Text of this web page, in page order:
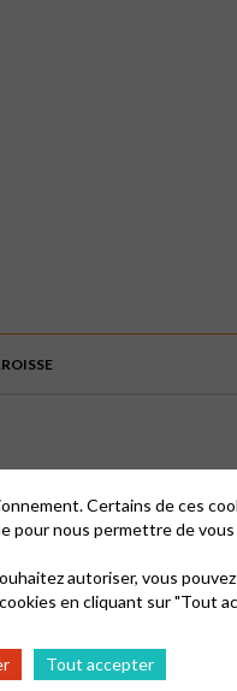
à 16h30 mais cela
Certains de ces
pour nous permettre de
autoriser, vous
en cliquant sur "Tout
Tout accepter